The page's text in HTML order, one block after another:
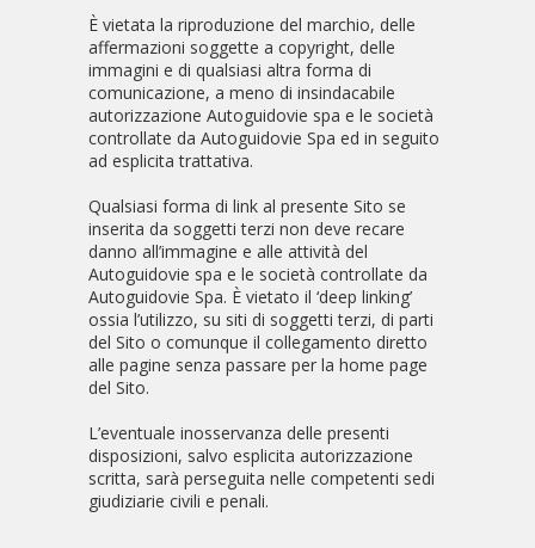
È vietata la riproduzione del marchio, delle
affermazioni soggette a copyright, delle
immagini e di qualsiasi altra forma di
comunicazione, a meno di insindacabile
autorizzazione Autoguidovie spa e le società
controllate da Autoguidovie Spa ed in seguito
ad esplicita trattativa.
Qualsiasi forma di link al presente Sito se
inserita da soggetti terzi non deve recare
danno all’immagine e alle attività del
Autoguidovie spa e le società controllate da
Autoguidovie Spa. È vietato il ‘deep linking’
ossia l’utilizzo, su siti di soggetti terzi, di parti
del Sito o comunque il collegamento diretto
alle pagine senza passare per la home page
del Sito.
L’eventuale inosservanza delle presenti
disposizioni, salvo esplicita autorizzazione
scritta, sarà perseguita nelle competenti sedi
giudiziarie civili e penali.